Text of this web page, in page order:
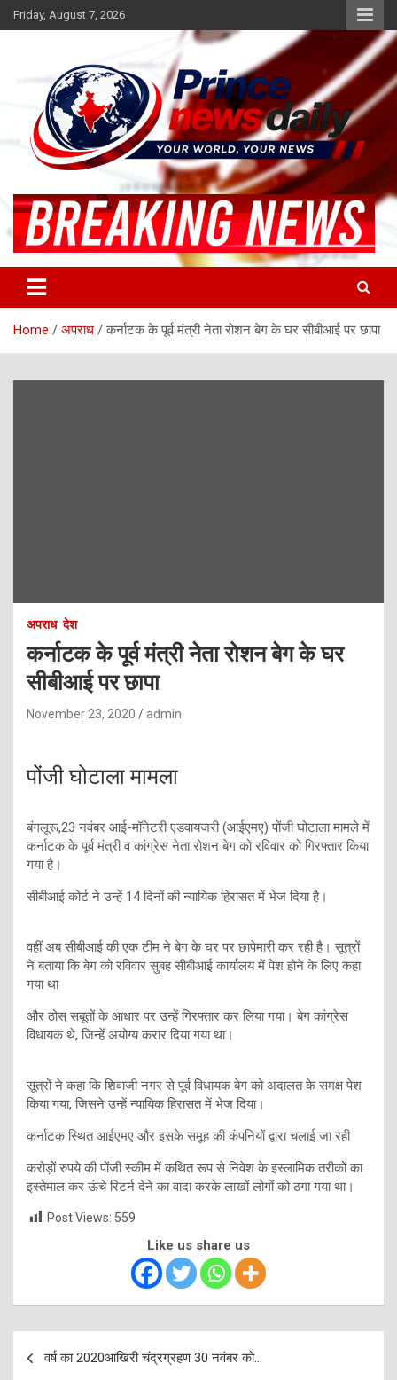
Skip
to
Friday, August 7, 2026
Princenews Daily
Home अपराध कर्नाटक के पूर्व मंत्री नेता रोशन बेग के घर सीबीआई पर छापा
अपराध देश
कर्नाटक के पूर्व मंत्री नेता रोशन बेग के घर
सीबीआई पर छापा
November 23, 2020 admin
पोंजी घोटाला मामला
बंगलूरू,23 नवंबर आई-मॉनेटरी एडवायजरी (आईएमए) पोंजी घोटाला मामले में
कर्नाटक के पूर्व मंत्री व कांग्रेस नेता रोशन बेग को रविवार को गिरफ्तार किया
गया है।
सीबीआई कोर्ट ने उन्हें 14 दिनों की न्यायिक हिरासत में भेज दिया है।
वहीं अब सीबीआई की एक टीम ने बेग के घर पर छापेमारी कर रही है। सूत्रों
ने बताया कि बेग को रविवार सुबह सीबीआई कार्यालय में पेश होने के लिए कहा
गया था
और ठोस सबूतों के आधार पर उन्हें गिरफ्तार कर लिया गया। बेग कांग्रेस
विधायक थे, जिन्हें अयोग्य करार दिया गया था।
सूत्रों ने कहा कि शिवाजी नगर से पूर्व विधायक बेग को अदालत के समक्ष पेश
किया गया, जिसने उन्हें न्यायिक हिरासत में भेज दिया।
कर्नाटक स्थित आईएमए और इसके समूह की कंपनियों द्वारा चलाई जा रही
करोड़ों रुपये की पोंजी स्कीम में कथित रूप से निवेश के इस्लामिक तरीकों का
इस्तेमाल कर ऊंचे रिटर्न देने का वादा करके लाखों लोगों को ठगा गया था।
Post Views: 559
Like us share us
Post
वर्ष का 2020आखिरी चंद्रग्रहण 30 नवंबर को…